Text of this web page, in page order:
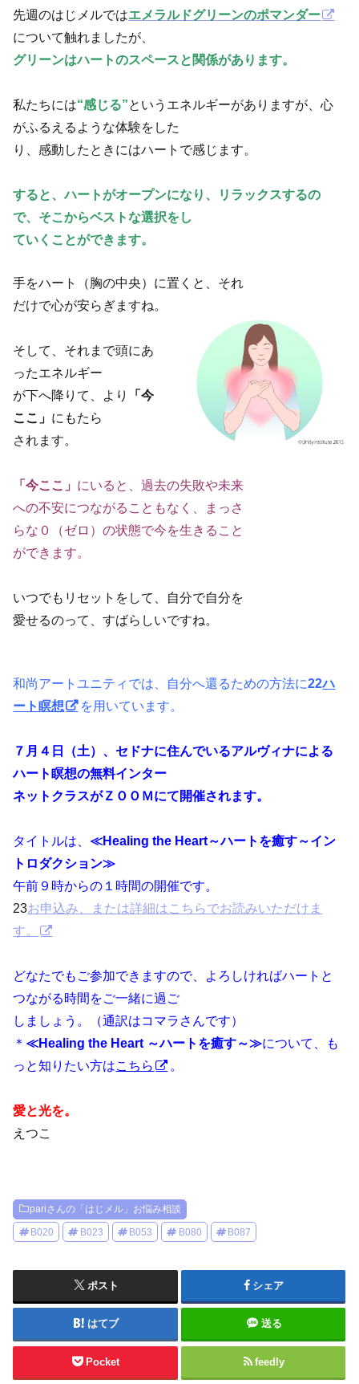
先週のはじメルではエメラルドグリーンのポマンダー
について触れましたが、
グリーンはハートのスペースと関係があります。
私たちには“感じる”というエネルギーがありますが、心
がふるえるような体験をした
り、感動したときにはハートで感じます。
すると、ハートがオープンになり、リラックスするの
で、そこからベストな選択をし
ていくことができます。
手をハート（胸の中央）に置くと、それ
だけで心が安らぎますね。
そして、それまで頭にあ
ったエネルギー
が下へ降りて、より
「今
ここ」 にもたら
されます。
「今ここ」 にいると、過去の失敗や未来
への不安につながることもなく、まっさ
らな０（ゼロ）の状態で今を生きること
ができます。
いつでもリセットをして、自分で自分を
愛せるのって、すばらしいですね。
和尚アートユニティでは、自分へ還るための方法に22ハ
ート瞑想
を用いています。
７月４日（土）、セドナに住んでいるアルヴィナによる
ハート瞑想の無料インター
ネットクラスがＺＯＯＭにて開催されます。
タイトルは、≪Healing the Heart～ハートを癒す～イン
トロダクション≫
午前９時からの１時間の開催です。
23お申込み、または詳細はこちらでお読みいただけま
す。
どなたでもご参加できますので、よろしければハートと
つながる時間をご一緒に過ご
しましょう。（通訳はコマラさんです）
＊≪Healing the Heart ～ハートを癒す～≫について、も
っと知りたい方はこちら 。
愛と光を。
えつこ
pariさんの「はじメル」お悩み相談
B020 B023 B053 B080 B087
ポスト シェア
はてブ 送る
Pocket feedly